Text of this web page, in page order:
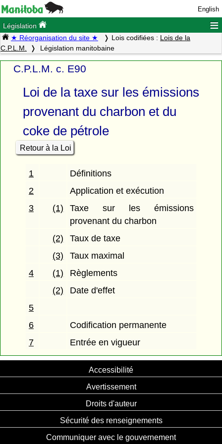
English
Législation ≡
★ Réorganisation du site ★ Lois codifiées : Lois de la
C.P.L.M.
Législation manitobaine
C.P.L.M. c. E90
Loi de la taxe sur les émissions
provenant du charbon et du
coke de pétrole
Retour à la Loi
1
Définitions
2
Application et exécution
3
(1)
Taxe sur les émissions
provenant du charbon
(2)
Taux de taxe
(3)
Taux maximal
4
(1)
Règlements
(2)
Date d'effet
5
6
Codification permanente
7
Entrée en vigueur
Accessibilité
Avertissement
Droits d'auteur
Sécurité des renseignements
Communiquer avec le gouvernement